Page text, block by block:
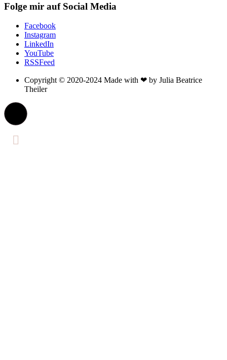
Folge mir auf Social Media
Facebook
Instagram
LinkedIn
YouTube
RSSFeed
Copyright © 2020-2024 Made with ❤ by Julia Beatrice
Theiler